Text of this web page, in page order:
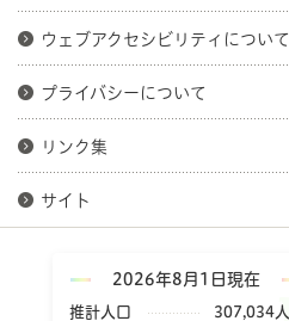
ウェブアクセシビリティについて
プライバシーについて
リンク集
サイト
2026年8月1日現在
推計人口
307,034人